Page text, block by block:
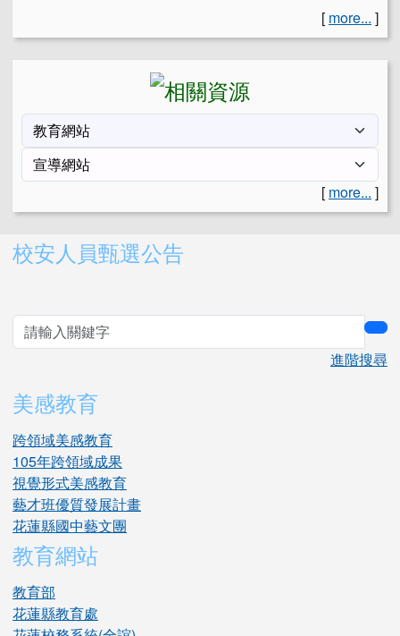
[ more... ]
[ more... ]
右邊區域內容
校安人員甄選公告
進階搜尋
美感教育
跨領域美感教育
105年跨領域成果
視覺形式美感教育
藝才班優質發展計畫
花蓮縣國中藝文團
教育網站
教育部
花蓮縣教育處